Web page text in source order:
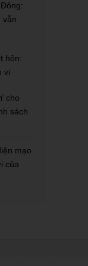
vẫn
hôn:
vi
cho
sách
mạo
của